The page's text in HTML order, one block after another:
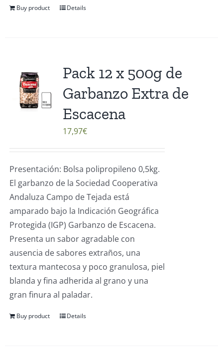
Buy product Details
Pack 12 x 500g de
Garbanzo Extra de
Escacena
17,97€
Presentación: Bolsa polipropileno 0,5kg.
El garbanzo de la Sociedad Cooperativa
Andaluza Campo de Tejada está
amparado bajo la Indicación Geográfica
Protegida (IGP) Garbanzo de Escacena.
Presenta un sabor agradable con
ausencia de sabores extraños, una
textura mantecosa y poco granulosa, piel
blanda y fina adherida al grano y una
gran finura al paladar.
Buy product Details